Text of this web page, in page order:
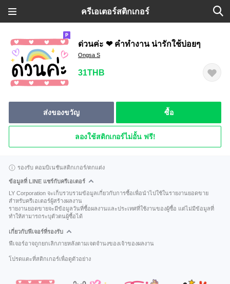
ครีเอเตอร์สติกเกอร์
ด่วนค่ะ ❤ คำทำงาน น่ารักใช้บ่อยๆ
Ongsa S
31THB
ส่งของขวัญ ซื้อ
ลองใช้สติกเกอร์ไม่อั้น ฟรี!
รองรับ คอมบิเนชันสติกเกอร์/ตกแต่ง
ข้อมูลที่ LINE แชร์กับครีเอเตอร์
LY Corporation จะเก็บรวบรวมข้อมูลเกี่ยวกับการซื้อเพื่อนำไปใช้ในรายงานยอดขาย
สำหรับครีเอเตอร์ผู้สร้างผลงาน
รายงานยอดขายจะมีข้อมูลวันที่ซื้อผลงานและประเทศที่ใช้งานของผู้ซื้อ แต่ไม่มีข้อมูลที่
ทำให้สามารถระบุตัวตนผู้ซื้อได้
เกี่ยวกับฟีเจอร์ที่รองรับ
ฟีเจอร์อาจถูกยกเลิกภายหลังตามเจตจำนงของเจ้าของผลงาน
โปรดแตะที่สติกเกอร์เพื่อดูตัวอย่าง